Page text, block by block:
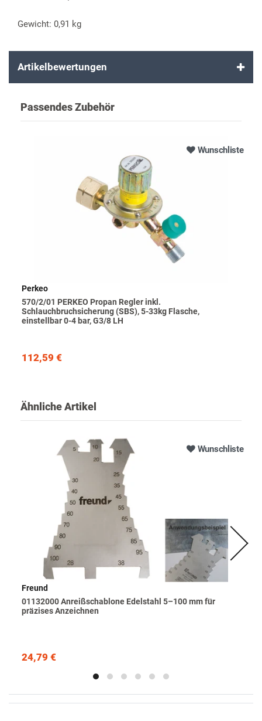
Gewicht: 0,91 kg
Artikelbewertungen
Passendes Zubehör
Wunschliste
Perkeo
570/2/01 PERKEO Propan Regler inkl.
Schlauchbruchsicherung (SBS), 5-33kg Flasche,
einstellbar 0-4 bar, G3/8 LH
112,59 €
Ähnliche Artikel
Wunschliste
Freund
01132000 Anreißschablone Edelstahl 5–100 mm für
präzises Anzeichnen
24,79 €